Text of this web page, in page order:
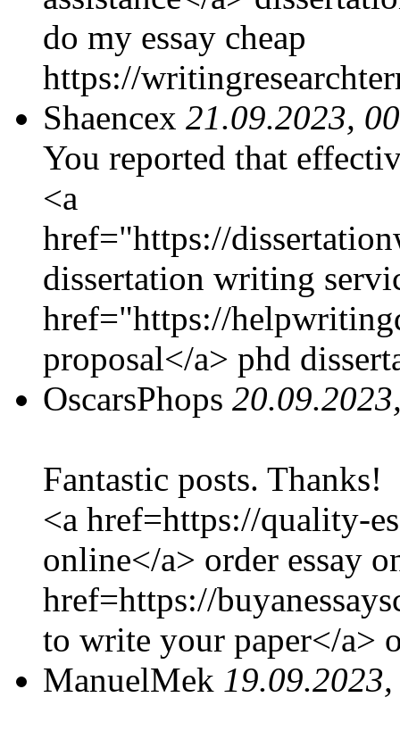
do my essay cheap
https://
Shaencex 21.09.2023,
You reported that
<a
href="https://
dissertation writing
href="https://
proposal</a> phd
OscarsPhops
Fantastic posts. Thanks!
<a href=https://quality-
online</a> order essay
href=https://
to write your paper</a>
ManuelMek